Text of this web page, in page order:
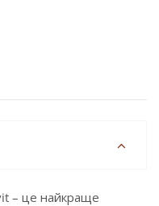
– це найкраще